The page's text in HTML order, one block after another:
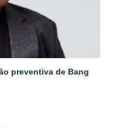
preventiva de Bang